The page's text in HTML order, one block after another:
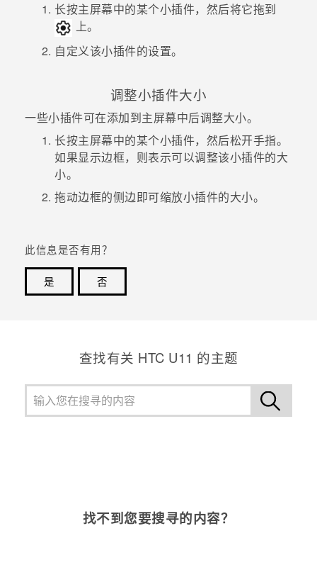
长按主屏幕中的某个小插件，然后将它拖到
上。
自定义该小插件的设置。
调整小插件大小
一些小插件可在添加到主屏幕中后调整大小。
长按主屏幕中的某个小插件，然后松开手指。
如果显示边框，则表示可以调整该小插件的大
小。
拖动边框的侧边即可缩放小插件的大小。
此信息是否有用？
是
否
查找有关 HTC U11 的主题
找不到您要搜寻的内容？